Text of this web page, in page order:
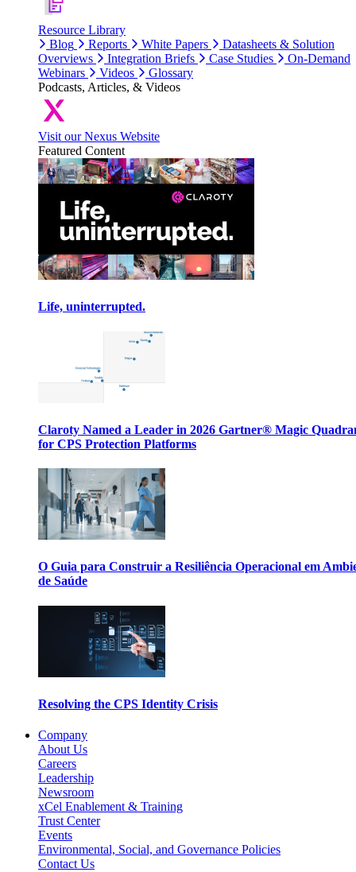
Resource Library
Blog
Reports White Papers
Datasheets & Solution
Overviews
Integration Briefs Case Studies
On-Demand
Webinars
Videos
Glossary
Podcasts, Articles, & Videos
Visit our Nexus Website
Featured Content
Life, uninterrupted.
Claroty Named a Leader in 2026 Gartner® Magic
for CPS Protection Platforms
O Guia para Construir a Resiliência Operacional em
de Saúde
Resolving the CPS Identity Crisis
Company
About Us
Careers
Leadership
Newsroom
xCel Enablement & Training
Trust Center
Events
Environmental, Social, and Governance Policies
Contact Us